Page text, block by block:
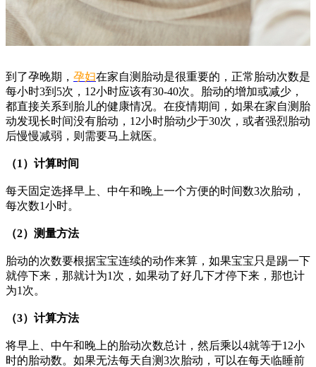
到了孕晚期， 孕妇在家自测胎动是很重要的，正常胎动次数是
每小时3到5次，12小时应该有30-40次。胎动的增加或减少，
都直接关系到胎儿的健康情况。在疫情期间，如果在家自测胎
动发现长时间没有胎动，12小时胎动少于30次，或者强烈胎动
后慢慢减弱，则需要马上就医。
（1）计算时间
每天固定选择早上、中午和晚上一个方便的时间数3次胎动，
每次数1小时。
（2）测量方法
胎动的次数要根据宝宝连续的动作来算，如果宝宝只是踢一下
就停下来，那就计为1次，如果动了好几下才停下来，那也计
为1次。
（3）计算方法
将早上、中午和晚上的胎动次数总计，然后乘以4就等于12小
时的胎动数。如果无法每天自测3次胎动，可以在每天临睡前